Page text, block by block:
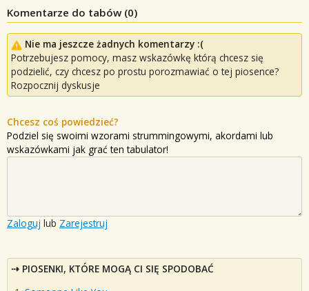
Komentarze do tabów (0)
Nie ma jeszcze żadnych komentarzy :(
Potrzebujesz pomocy, masz wskazówkę którą chcesz się
podzielić, czy chcesz po prostu porozmawiać o tej piosence?
Rozpocznij dyskusje
Chcesz coś powiedzieć?
Podziel się swoimi wzorami strummingowymi, akordami lub
wskazówkami jak grać ten tabulator!
Zaloguj lub Zarejestruj
PIOSENKI, KTÓRE MOGĄ CI SIĘ SPODOBAĆ